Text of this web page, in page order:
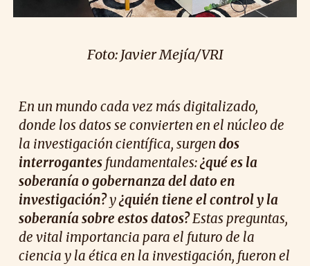
Foto: Javier Mejía/VRI
En un mundo cada vez más digitalizado,
donde los datos se convierten en el núcleo de
la investigación científica, surgendos
interrogantes fundamentales:¿qué es la
soberanía o gobernanza del dato en
investigación?y¿quién tiene el control y la
soberanía sobre estos datos?Estas preguntas,
de vital importancia para el futuro de la
ciencia y la ética en la investigación, fueron el